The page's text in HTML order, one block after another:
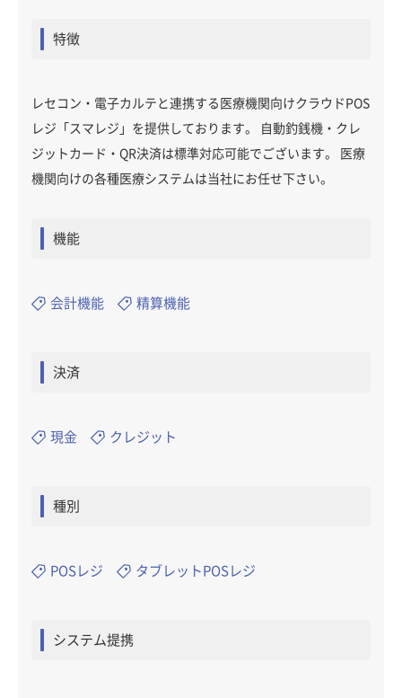
特徴
レセコン・電子カルテと連携する医療機関向けクラウドPOS
レジ「スマレジ」を提供しております。 自動釣銭機・クレ
ジットカード・QR決済は標準対応可能でございます。 医療
機関向けの各種医療システムは当社にお任せ下さい。
機能
会計機能 精算機能
決済
現金 クレジット
種別
POSレジ タブレットPOSレジ
システム提携